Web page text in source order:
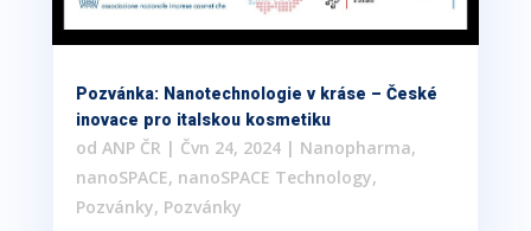
Pozvánka: Nanotechnologie v kráse – České
inovace pro italskou kosmetiku
od ANP ČR | Čvn 24, 2024| Nanopharma,
nanoSPACE, nanoSPACE Technology,
Pozvánky, Pozvánky